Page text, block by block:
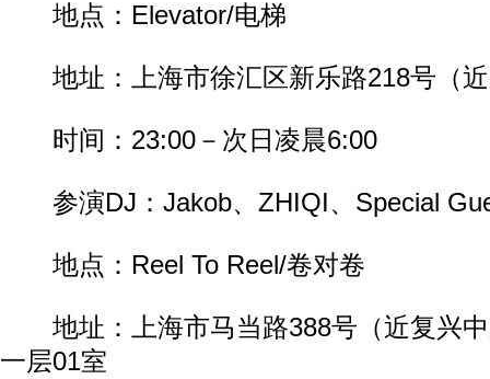
地点：Elevator/电梯
地址：上海市徐汇区新乐路218号（近
时间：23:00－次日凌晨6:00
参演DJ：Jakob、ZHIQI、Special
地点：Reel To Reel/卷对卷
地址：上海市马当路388号（近复兴中
一层01室